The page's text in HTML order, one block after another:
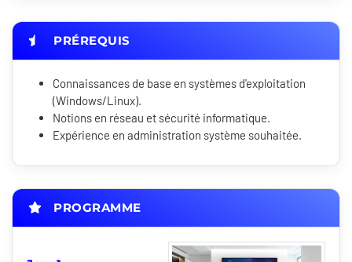
PRÉREQUIS
Connaissances de base en systèmes d'exploitation
(Windows/Linux).
Notions en réseau et sécurité informatique.
Expérience en administration système souhaitée.
PROGRAMME